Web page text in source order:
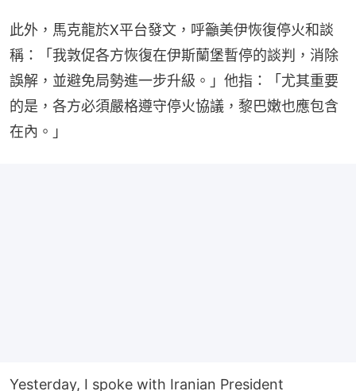
此外，馬克龍於X平台發文，呼籲美伊恢復停火和談
稱：「我敦促各方恢復在伊斯蘭堡暫停的談判，消除
誤解，並避免局勢進一步升級。」他指：「尤其重要
的是，各方必須嚴格遵守停火協議，黎巴嫩也應包含
在內。」
Yesterday, I spoke with Iranian President